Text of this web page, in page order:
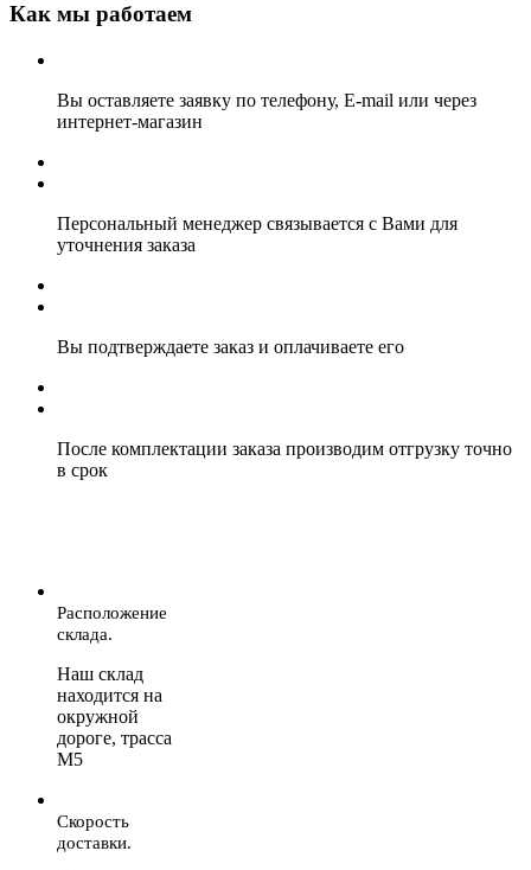
Как мы работаем
Вы оставляете заявку по телефону, E-mail или через
интернет-магазин
Персональный менеджер связывается с Вами для
уточнения заказа
Вы подтверждаете заказ и оплачиваете его
После комплектации заказа производим отгрузку точно
в срок
Расположение
склада.
Наш склад
находится на
окружной
дороге, трасса
М5
Скорость
доставки.